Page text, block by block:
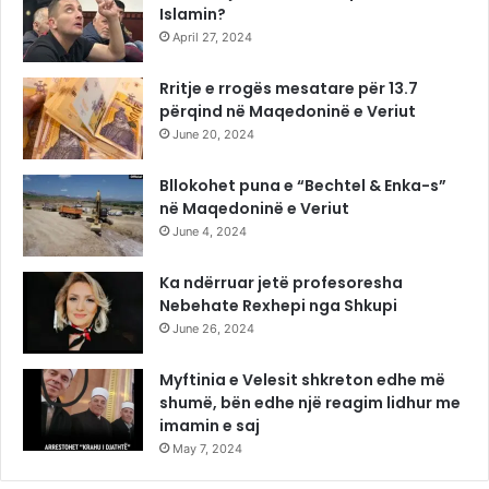
Islamin?
April 27, 2024
Rritje e rrogës mesatare për 13.7
përqind në Maqedoninë e Veriut
June 20, 2024
Bllokohet puna e “Bechtel & Enka-s”
në Maqedoninë e Veriut
June 4, 2024
Ka ndërruar jetë profesoresha
Nebehate Rexhepi nga Shkupi
June 26, 2024
Myftinia e Velesit shkreton edhe më
shumë, bën edhe një reagim lidhur me
imamin e saj
May 7, 2024